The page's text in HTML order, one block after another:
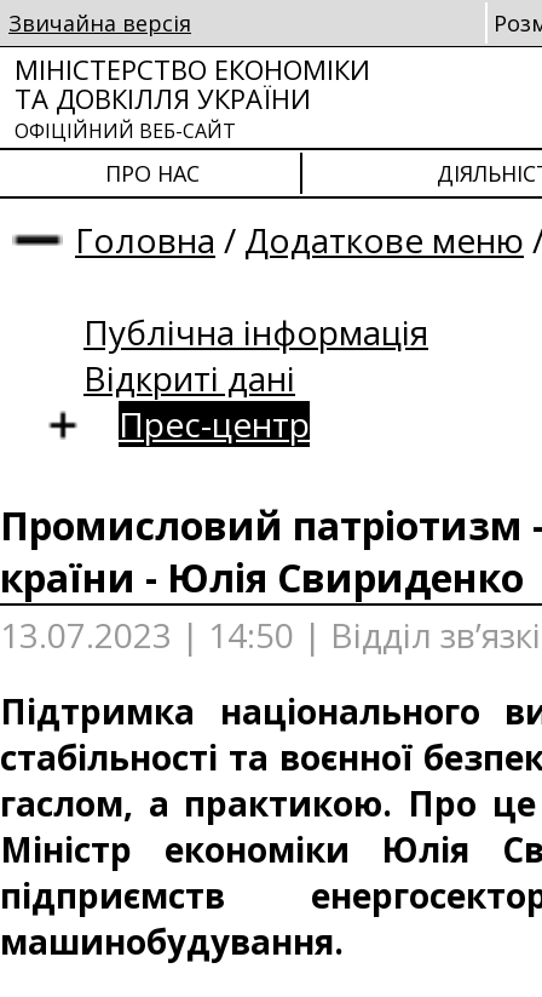
Звичайна версія
МІНІСТЕРСТВО ЕКОНОМІКИ
ТА ДОВКІЛЛЯ УКРАЇНИ
ОФІЦІЙНИЙ ВЕБ-САЙТ
ПРО НАС
Головна / Додаткове меню
Публічна інформація
Відкриті дані
Прес-центр
Промисловий патріотизм
країни - Юлія Свириденко
13.07.2023 | 14:50 | Відділ
Підтримка національного
стабільності та воєнної
гаслом, а практикою. Про це
Міністр економіки Юлія
підприємств
машинобудування.